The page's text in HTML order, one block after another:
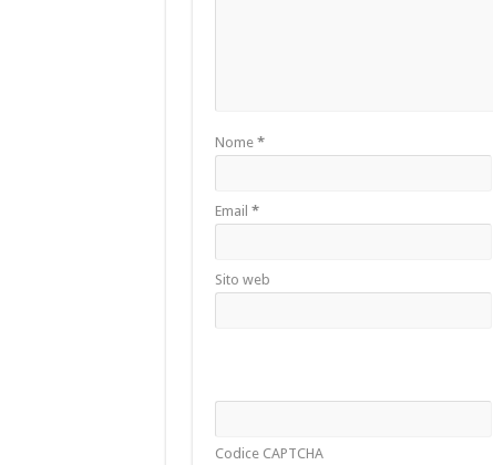
Nome *
Email *
Sito web
Codice CAPTCHA